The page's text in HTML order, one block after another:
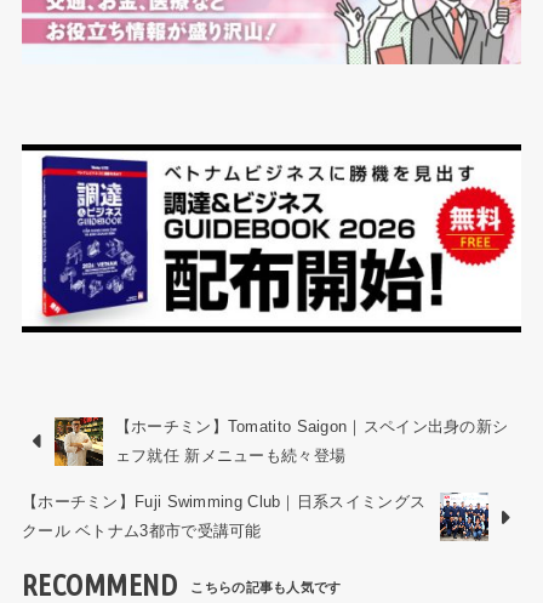
【ホーチミン】Tomatito Saigon｜スペイン出身の新シ
ェフ就任 新メニューも続々登場
【ホーチミン】Fuji Swimming Club｜日系スイミングス
クール ベトナム3都市で受講可能
RECOMMEND